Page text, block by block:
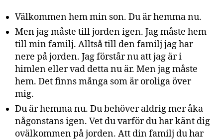
Välkommen hem min son. Du är hemma nu.
Men jag måste till jorden igen. Jag måste hem
till min familj. Alltså till den familj jag har
nere på jorden. Jag förstår nu att jag är i
himlen eller vad detta nu är. Men jag måste
hem. Det finns många som är oroliga över
mig.
Du är hemma nu. Du behöver aldrig mer åka
någonstans igen. Vet du varför du har känt dig
ovälkommen på jorden. Att din familj du har